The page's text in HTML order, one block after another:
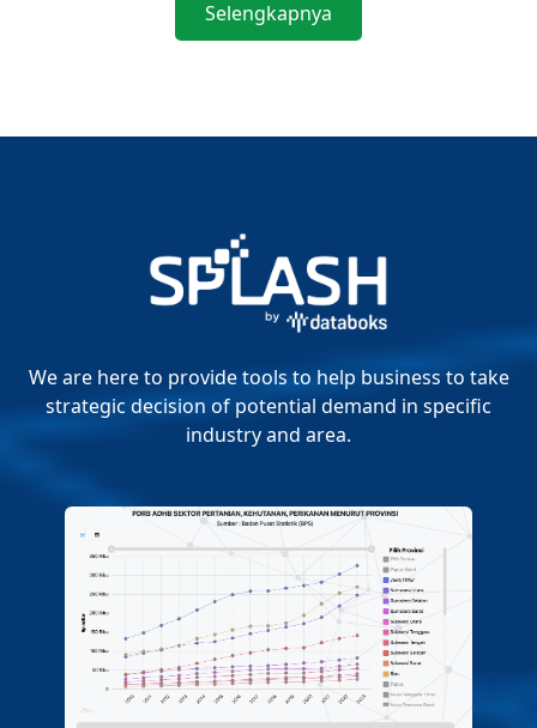
Selengkapnya
We are here to provide tools to help business to take
strategic decision of potential demand in specific
industry and area.